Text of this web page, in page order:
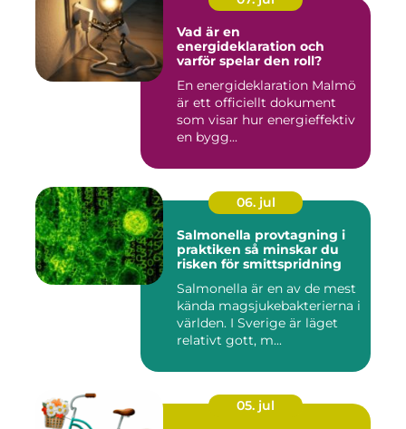
Vad är en
energideklaration och
varför spelar den roll?
En energideklaration Malmö
är ett officiellt dokument
som visar hur energieffektiv
en bygg...
06. jul
Salmonella provtagning i
praktiken så minskar du
risken för smittspridning
Salmonella är en av de mest
kända magsjukebakterierna i
världen. I Sverige är läget
relativt gott, m...
05. jul